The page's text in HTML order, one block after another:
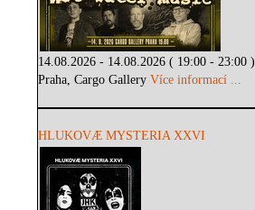
14.08.2026 - 14.08.2026 ( 19:00 - 23:00 )
Praha, Cargo GalleryVíce informací ...
HLUKOVÆ MYSTERIA XXVI